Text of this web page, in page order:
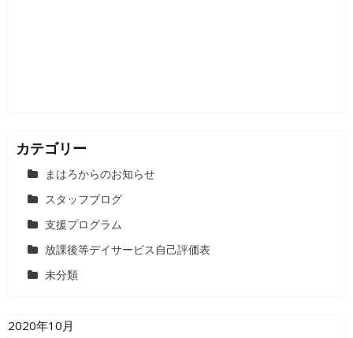
カテゴリー
まはろからのお知らせ
スタッフブログ
支援プログラム
放課後等デイサービス自己評価表
未分類
2020年10月